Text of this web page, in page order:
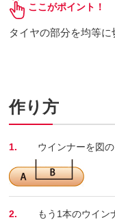
ここがポイント！
タイヤの部分を均等に
作り方
1. ウインナーを図
2.
もう1本のウイン